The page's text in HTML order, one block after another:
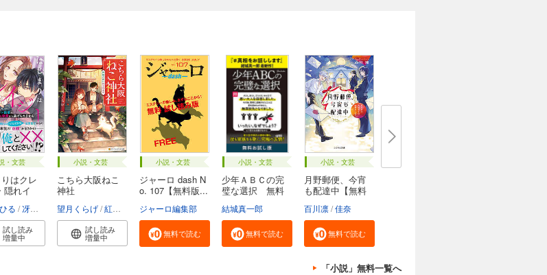
・文芸
はクレ
隠れイ
る 冴島ユカ子
試し読み
増量中
小説・文芸
こちら大阪ねこ
神社
望月くらげ 紅木春
試し読み
増量中
小説・文芸
ジャーロ dash N
o. 107【無料版...
ジャーロ編集部
無料で読む
小説・文芸
少年ＡＢＣの完
璧な選択 無料
結城真一郎
無料で読む
小説・文芸
月野郵便、今宵
も配達中【無料
百川凛 佳奈
無料で読む
「小説」無料一覧へ